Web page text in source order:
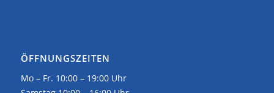
ÖFFNUNGSZEITEN
Mo – Fr. 10:00 – 19:00 Uhr